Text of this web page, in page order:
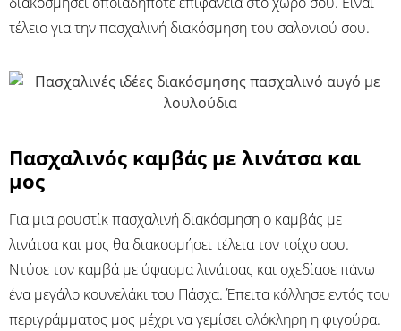
τέλειο για την πασχαλινή διακόσμηση του σαλονιού σου.
Πασχαλινός καμβάς με λινάτσα και
μος
Για μια ρουστίκ πασχαλινή διακόσμηση ο καμβάς με
λινάτσα και μος θα διακοσμήσει τέλεια τον τοίχο σου.
Ντύσε τον καμβά με ύφασμα λινάτσας και σχεδίασε πάνω
ένα μεγάλο κουνελάκι του Πάσχα. Έπειτα κόλλησε εντός του
περιγράμματος μος μέχρι να γεμίσει ολόκληρη η φιγούρα.